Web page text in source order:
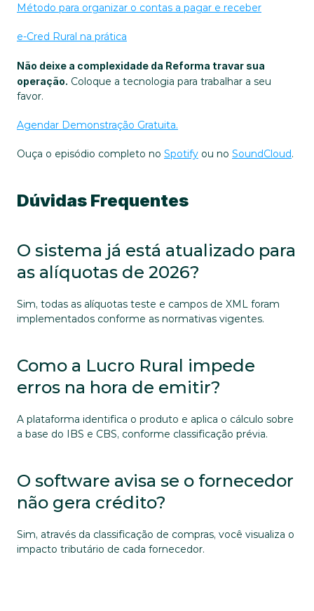
Método para organizar o contas a pagar e receber
e-Cred Rural na prática
Não deixe a complexidade da Reforma travar sua
operação. Coloque a tecnologia para trabalhar a seu
favor.
Agendar Demonstração Gratuita.
Ouça o episódio completo no Spotify ou no SoundCloud.
Dúvidas Frequentes
O sistema já está atualizado para
as alíquotas de 2026?
Sim, todas as alíquotas teste e campos de XML foram
implementados conforme as normativas vigentes.
Como a Lucro Rural impede
erros na hora de emitir?
A plataforma identifica o produto e aplica o cálculo sobre
a base do IBS e CBS, conforme classificação prévia.
O software avisa se o fornecedor
não gera crédito?
Sim, através da classificação de compras, você visualiza o
impacto tributário de cada fornecedor.